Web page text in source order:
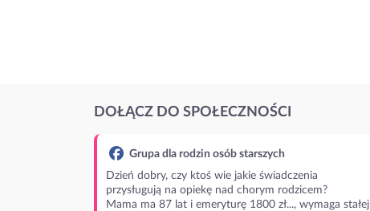
DOŁĄCZ DO SPOŁECZNOŚCI
Grupa dla rodzin osób starszych
Dzień dobry, czy ktoś wie jakie świadczenia
przysługują na opiekę nad chorym rodzicem?
Mama ma 87 lat i emeryturę 1800 zł..., wymaga stałej